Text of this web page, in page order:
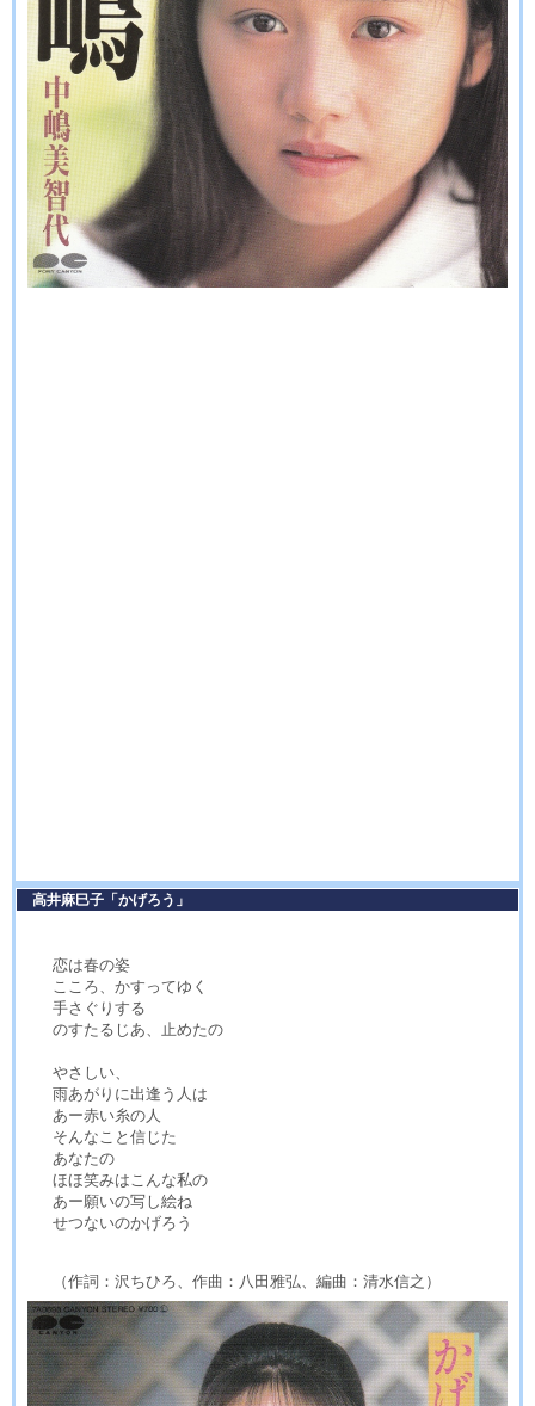
高井麻巳子「かげろう」
恋は春の姿
こころ、かすってゆく
手さぐりする
のすたるじあ、止めたの
やさしい、
雨あがりに出逢う人は
あー赤い糸の人
そんなこと信じた
あなたの
ほほ笑みはこんな私の
あー願いの写し絵ね
せつないのかげろう
（作詞：沢ちひろ、作曲：八田雅弘、編曲：清水信之）